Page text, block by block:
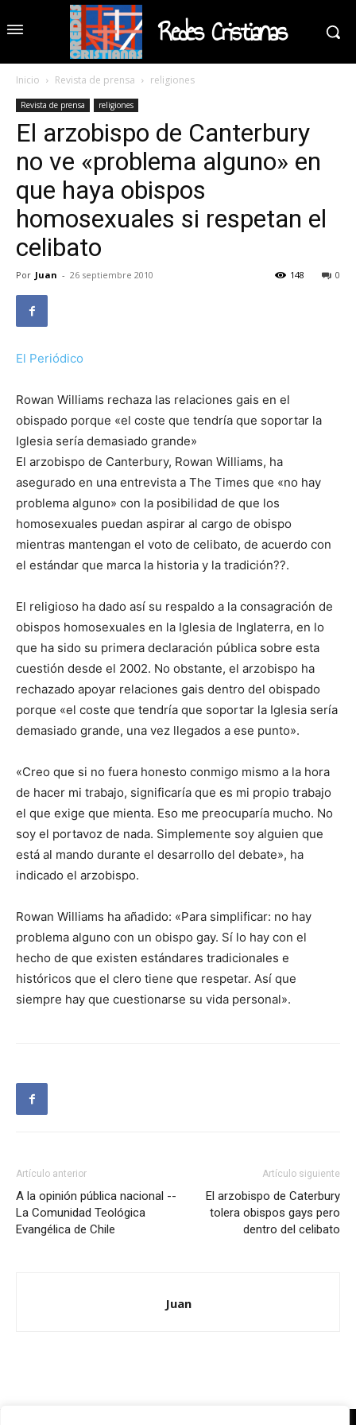
Redes Cristianas
Inicio Revista de prensa religiones
Revista de prensa religiones
El arzobispo de Canterbury
no ve «problema alguno» en
que haya obispos
homosexuales si respetan el
celibato
Por Juan - 26 septiembre 2010 0
148
El Periódico
Rowan Williams rechaza las relaciones gais en el
obispado porque «el coste que tendría que soportar la
Iglesia sería demasiado grande»
El arzobispo de Canterbury, Rowan Williams, ha
asegurado en una entrevista a The Times que «no hay
problema alguno» con la posibilidad de que los
homosexuales puedan aspirar al cargo de obispo
mientras mantengan el voto de celibato, de acuerdo con
el estándar que marca la historia y la tradición??.
El religioso ha dado así su respaldo a la consagración de
obispos homosexuales en la Iglesia de Inglaterra, en lo
que ha sido su primera declaración pública sobre esta
cuestión desde el 2002. No obstante, el arzobispo ha
rechazado apoyar relaciones gais dentro del obispado
porque «el coste que tendría que soportar la Iglesia sería
demasiado grande, una vez llegados a ese punto».
«Creo que si no fuera honesto conmigo mismo a la hora
de hacer mi trabajo, significaría que es mi propio trabajo
el que exige que mienta. Eso me preocuparía mucho. No
soy el portavoz de nada. Simplemente soy alguien que
está al mando durante el desarrollo del debate», ha
indicado el arzobispo.
Rowan Williams ha añadido: «Para simplificar: no hay
problema alguno con un obispo gay. Sí lo hay con el
hecho de que existen estándares tradicionales e
históricos que el clero tiene que respetar. Así que
siempre hay que cuestionarse su vida personal».
Artículo anterior
A la opinión pública nacional --
La Comunidad Teológica
Evangélica de Chile
Artículo siguiente
El arzobispo de Caterbury
tolera obispos gays pero
dentro del celibato
Juan